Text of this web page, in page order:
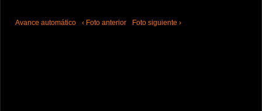
Avance automático ‹ Foto anterior Foto siguiente ›